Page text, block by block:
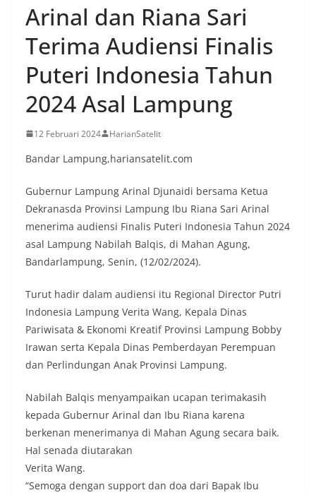
Arinal dan Riana Sari
Terima Audiensi Finalis
Puteri Indonesia Tahun
2024 Asal Lampung
12 Februari 2024 HarianSatelit
Bandar Lampung,hariansatelit.com
Gubernur Lampung Arinal Djunaidi bersama Ketua
Dekranasda Provinsi Lampung Ibu Riana Sari Arinal
menerima audiensi Finalis Puteri Indonesia Tahun 2024
asal Lampung Nabilah Balqis, di Mahan Agung,
Bandarlampung, Senin, (12/02/2024).
Turut hadir dalam audiensi itu Regional Director Putri
Indonesia Lampung Verita Wang, Kepala Dinas
Pariwisata & Ekonomi Kreatif Provinsi Lampung Bobby
Irawan serta Kepala Dinas Pemberdayan Perempuan
dan Perlindungan Anak Provinsi Lampung.
Nabilah Balqis menyampaikan ucapan terimakasih
kepada Gubernur Arinal dan Ibu Riana karena
berkenan menerimanya di Mahan Agung secara baik.
Hal senada diutarakan
Verita Wang.
“Semoga dengan support dan doa dari Bapak Ibu